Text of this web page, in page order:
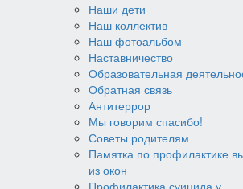
Наши дети
Наш коллектив
Наш фотоальбом
Наставничество
Образовательная
Обратная связь
Антитеррор
Мы говорим спасибо!
Советы родителям
Памятка по профилактике
из окон
Профилактика суицида у